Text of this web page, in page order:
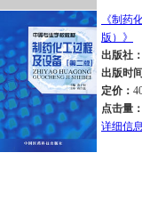
《制药
版）》
出版社
出版时
定价：
点击量
详细信